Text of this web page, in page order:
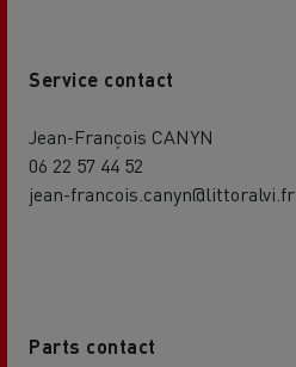
Service contact
Jean-François CANYN
06 22 57 44 52
jean-francois.canyn@littoralvi.fr
Parts contact